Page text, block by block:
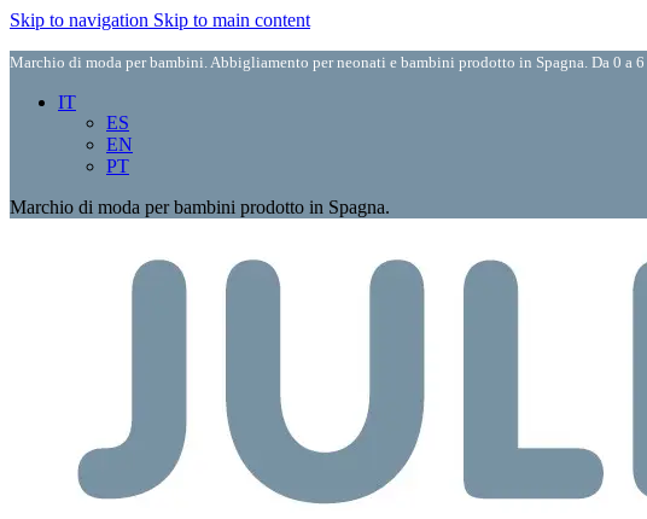
Skip to navigation Skip to main content
Marchio di moda per bambini. Abbigliamento per neonati e bambini prodotto in Spagna. Da 0 a
IT
ES
EN
PT
Marchio di moda per bambini prodotto in Spagna.